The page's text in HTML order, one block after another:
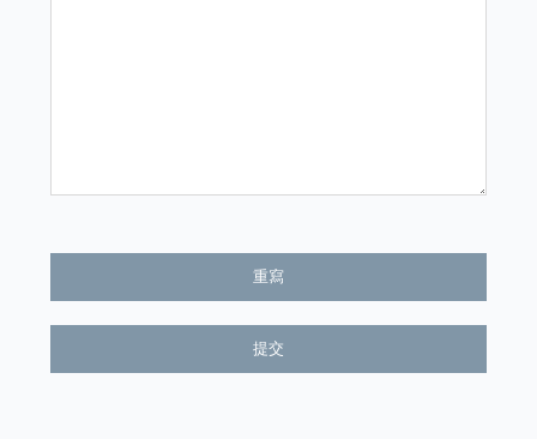
重寫
提交